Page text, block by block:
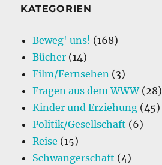
k
Du
Kinderkriegen
doch
gute
Idee
war
KATEGORIEN
Beweg' uns! (168)
Bücher (14)
Film/Fernsehen (3)
Fragen aus dem WWW(28)
Kinder und Erziehung (45)
Politik/Gesellschaft (6)
Reise (15)
Schwangerschaft (4)